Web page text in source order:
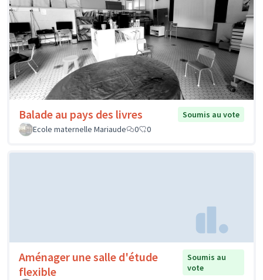
Balade au pays des livres
Soumis au vote
Ecole maternelle Mariaude
0 0
Aménager une salle d'étude
flexible
Soumis au
vote